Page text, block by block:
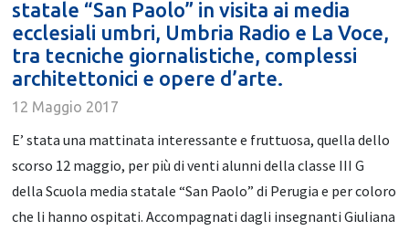
statale “San Paolo” in visita ai media
ecclesiali umbri, Umbria Radio e La Voce,
tra tecniche giornalistiche, complessi
architettonici e opere d’arte.
12 Maggio 2017
E’ stata una mattinata interessante e fruttuosa, quella dello
scorso 12 maggio, per più di venti alunni della classe III G
della Scuola media statale “San Paolo” di Perugia e per coloro
che li hanno ospitati. Accompagnati dagli insegnanti Giuliana